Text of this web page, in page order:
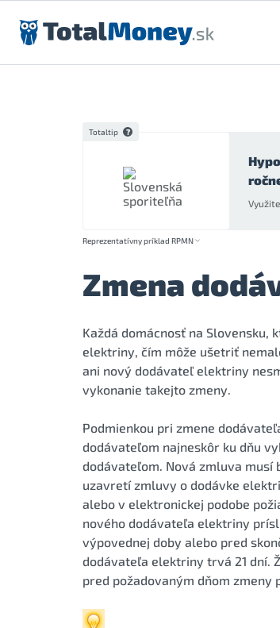
Preskočiť na obsah
Totaltip
Reprezentatívny príklad RPMN
Zmena
Každá domácnosť na
elektriny, čím môže ušetriť
ani nový dodávateľ elektriny
vykonanie takejto zmeny.
Podmienkou pri zmene
dodávateľom najneskôr ku dňu
dodávateľom. Nová zmluva musí
uzavretí zmluvy o dodávke
alebo v elektronickej podobe
nového dodávateľa elektriny
výpovednej doby alebo pred
dodávateľa elektriny trvá 21 dní.
pred požadovaným dňom